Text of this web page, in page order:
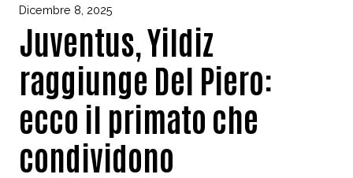
Dicembre 8, 2025
Juventus, Yildiz
raggiunge Del Piero:
ecco il primato che
condividono